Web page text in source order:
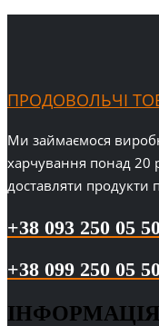
ПРОДОВОЛЬЧІ
Ми займаємося
харчування понад 20
доставляти
+38 093 250 05
+38 099 250 05
ІНФОРМАЦІЯ